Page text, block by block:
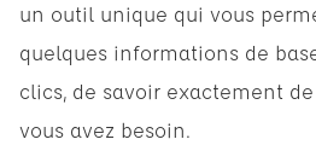
un outil unique qui vous
quelques informations de
clics, de savoir exactement
vous avez besoin.